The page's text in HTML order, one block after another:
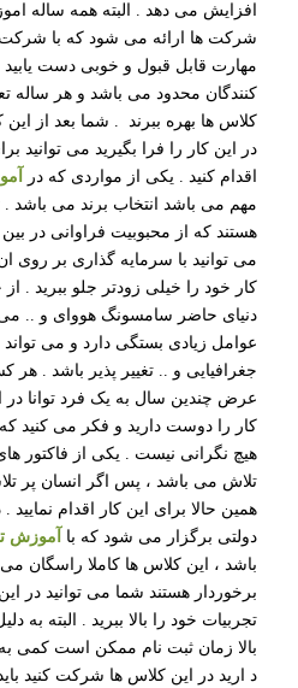
افزایش می دهد . البته همه ساله
شرکت ها ارائه می شود که با شرکت
مهارت قابل قبول و خوبی دست یابید .
کنندگان محدود می باشد و هر ساله
کلاس ها بهره ببرند . شما بعد از این
در این کار را فرا بگیرید می
اقدام کنید . یکی از مواردی که در
مهم می باشد انتخاب برند می باشد .
هستند که از محبوبیت فراوانی در
می توانید با سرمایه گذاری بر روی
کار خود را خیلی زودتر جلو ببرید .
دنیای حاضر سامسونگ هووای و .. می
عوامل زیادی بستگی دارد و می تواند
جغرافیایی و .. تغییر پذیر باشد . هر
عرض چندین سال به یک فرد توانا در
کار را دوست دارید و فکر می کنید که
هیچ نگرانی نیست . یکی از فاکتور
تلاش می باشد ، پس اگر انسان پر
همین حالا برای این کار اقدام
دولتی برگزار می شود که با
آموزش
باشد ، این کلاس ها کاملا راسگان می
برخوردار هستند شما می توانید در
تجربیات خود را بالا ببرید . البته به
بالا زمان ثبت نام ممکن است کمی
د ارید در این کلاس ها شرکت کنید